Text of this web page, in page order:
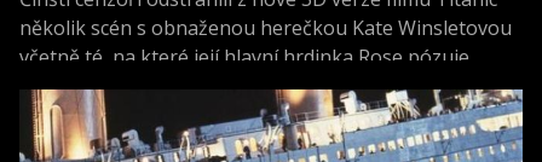
několik scén s obnaženou herečkou Kate Winsletovou
včetně té, na které její hlavní hrdinka Rose pózuje
nahá. Čínské úřady se podle webu The Hollywood
Reporter obávají, že diváci by se mohli pokusit
natahovat ruce a dotknout jejího těla.